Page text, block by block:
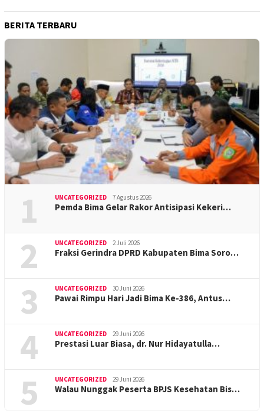
BERITA TERBARU
1 UNCATEGORIZED 7 Agustus 2026
Pemda Bima Gelar Rakor Antisipasi Kekeri…
2 UNCATEGORIZED 2 Juli 2026
Fraksi Gerindra DPRD Kabupaten Bima Soro…
3 UNCATEGORIZED 30 Juni 2026
Pawai Rimpu Hari Jadi Bima Ke-386, Antus…
4 UNCATEGORIZED 29 Juni 2026
Prestasi Luar Biasa, dr. Nur Hidayatulla…
5 UNCATEGORIZED 29 Juni 2026
Walau Nunggak Peserta BPJS Kesehatan Bis…